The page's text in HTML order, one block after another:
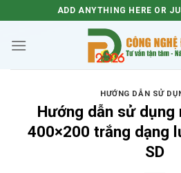
to
content
ADD ANYTHING HERE OR
HƯỚNG DẪN SỬ
Hướng dẫn sử dụng
400×200 trắng dạng
SD